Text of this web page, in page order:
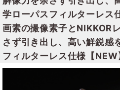
学ローパスフィルターレ
画素の撮像素子とNIKKOR
さず引き出し、高い鮮鋭感
フィルターレス仕様【NEW